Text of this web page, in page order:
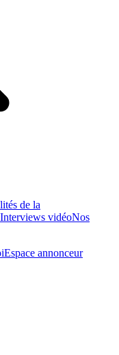
de la
Interviews vidéoNos
Espace annonceur